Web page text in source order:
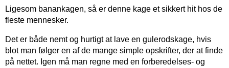
Ligesom banankagen, så er denne kage et sikkert hit hos de
fleste mennesker.
Det er både nemt og hurtigt at lave en gulerodskage, hvis
blot man følger en af de mange simple opskrifter, der at finde
på nettet. Igen må man regne med en forberedelses- og